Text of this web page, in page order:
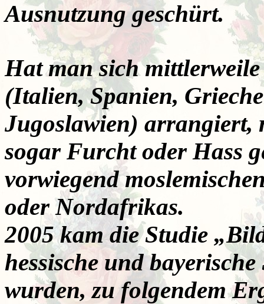
Ausnutzung geschürt.
Hat man sich
(Italien, Spanien,
Jugoslawien) arrangiert,
sogar Furcht oder Hass
vorwiegend
oder Nordafrikas.
2005 kam die Studie
hessische und
wurden, zu folgendem